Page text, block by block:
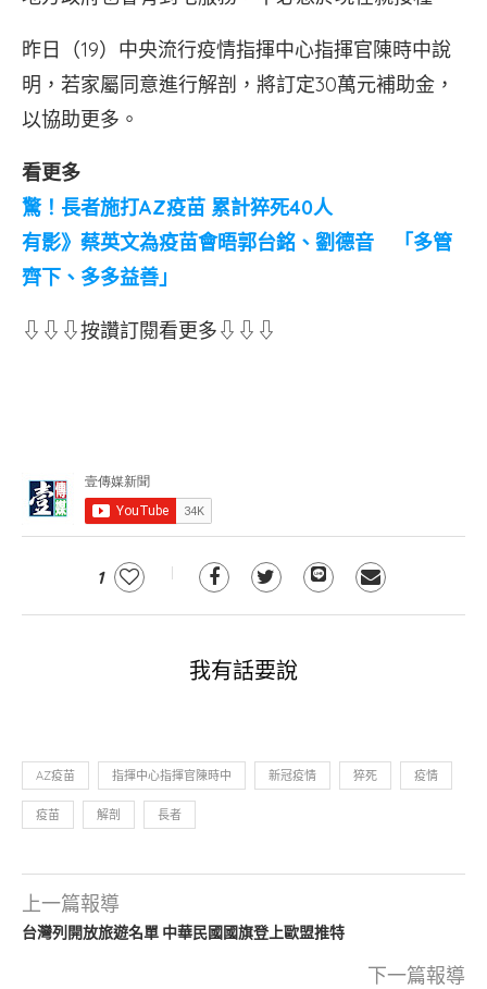
昨日（19）中央流行疫情指揮中心指揮官陳時中說
明，若家屬同意進行解剖，將訂定30萬元補助金，
以協助更多。
看更多
驚！長者施打AZ疫苗 累計猝死40人
有影》蔡英文為疫苗會晤郭台銘、劉德音 「多管
齊下、多多益善」
⇩⇩⇩按讚訂閱看更多⇩⇩⇩
1
我有話要說
AZ疫苗 指揮中心指揮官陳時中 新冠疫情 猝死 疫情
疫苗 解剖 長者
上一篇報導
台灣列開放旅遊名單 中華民國國旗登上歐盟推特
下一篇報導